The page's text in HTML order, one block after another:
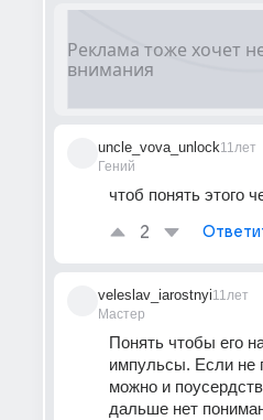
uncle_vova_unlock
Гений
11лет
чтоб понять этого
2
veleslav_iarostnyi
Мастер
11лет
Понять чтобы его
импульсы. Если не
можно и
дальше нет